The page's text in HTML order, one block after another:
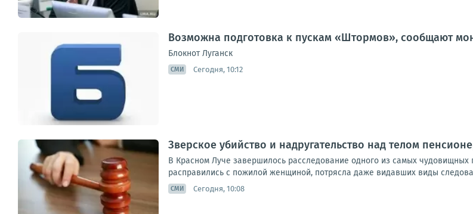
Возможна подготовка к пускам «Штормов», сообщают
Блокнот Луганск
СМИ Сегодня, 10:12
Зверское убийство и надругательство над телом
В Красном Луче завершилось расследование одного из самых чудовищных
расправились с пожилой женщиной, потрясла даже видавших виды
СМИ Сегодня, 10:08